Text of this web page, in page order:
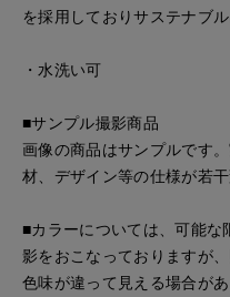
を採用しておりサステナブ
・水洗い可
■サンプル撮影商品
画像の商品はサンプルです
材、デザイン等の仕様が若
■カラーについては、可能な
影をおこなっておりますが
色味が違って見える場合が